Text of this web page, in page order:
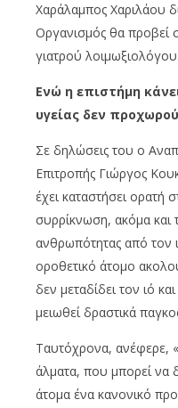
Χαράλαμπος Χαριλάου
Οργανισμός θα προβεί
γιατρού λοιμωξιολόγου.
Ενώ η επιστήμη
υγείας δεν
Σε δηλώσεις του ο
Επιτροπής Γιώργος
έχει καταστήσει ορατή
συρρίκνωση, ακόμα και
ανθρωπότητας από τον
οροθετικό άτομο
δεν μεταδίδει τον ιό
μειωθεί δραστικά
Ταυτόχρονα, ανέφερε,
άλματα, που μπορεί να
άτομα ένα κανονικό